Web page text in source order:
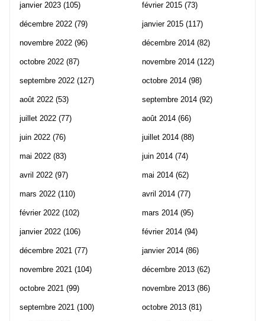
janvier 2023 (105)
décembre 2022 (79)
novembre 2022 (96)
octobre 2022 (87)
septembre 2022 (127)
août 2022 (53)
juillet 2022 (77)
juin 2022 (76)
mai 2022 (83)
avril 2022 (97)
mars 2022 (110)
février 2022 (102)
janvier 2022 (106)
décembre 2021 (77)
novembre 2021 (104)
octobre 2021 (99)
septembre 2021 (100)
février 2015 (73)
janvier 2015 (117)
décembre 2014 (82)
novembre 2014 (122)
octobre 2014 (98)
septembre 2014 (92)
août 2014 (66)
juillet 2014 (88)
juin 2014 (74)
mai 2014 (62)
avril 2014 (77)
mars 2014 (95)
février 2014 (94)
janvier 2014 (86)
décembre 2013 (62)
novembre 2013 (86)
octobre 2013 (81)